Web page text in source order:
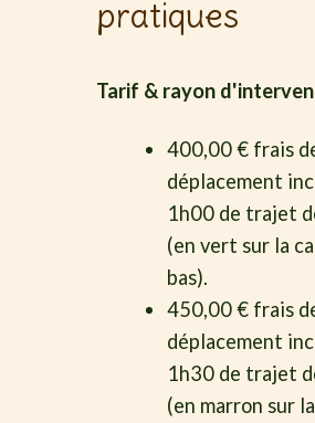
pratiques
Tarif & rayon
400,00 € frais
déplacement
1h00 de trajet
(en vert sur la
bas).
450,00 € frais
déplacement
1h30 de trajet
(en marron sur